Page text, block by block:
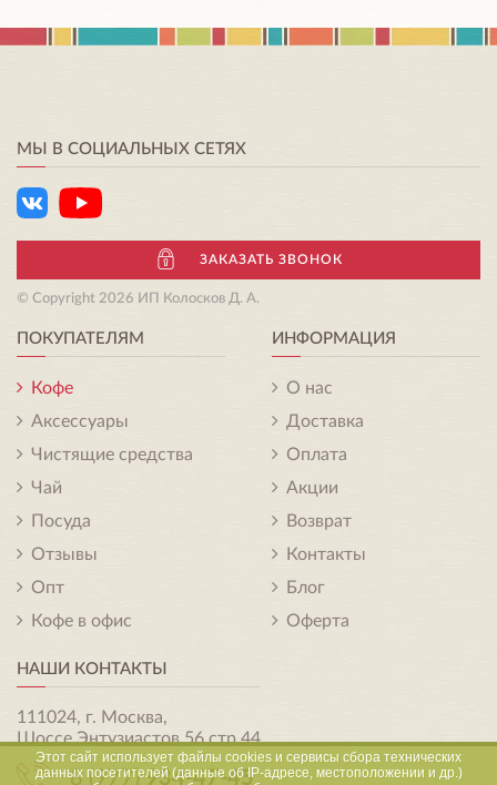
МЫ В СОЦИАЛЬНЫХ СЕТЯХ
ЗАКАЗАТЬ ЗВОНОК
© Copyright 2026 ИП Колосков Д. А.
ПОКУПАТЕЛЯМ
Кофе
Аксессуары
Чистящие средства
Чай
Посуда
Отзывы
Опт
Кофе в офис
ИНФОРМАЦИЯ
О нас
Доставка
Оплата
Акции
Возврат
Контакты
Блог
Оферта
НАШИ КОНТАКТЫ
111024, г. Москва,
Шоссе Энтузиастов 56 стр.44
8 (977)934-47-45
Этот сайт использует файлы cookies и сервисы сбора технических
данных посетителей (данные об IP-адресе, местоположении и др.)